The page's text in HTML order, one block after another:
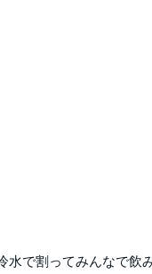
で割ってみんなで飲